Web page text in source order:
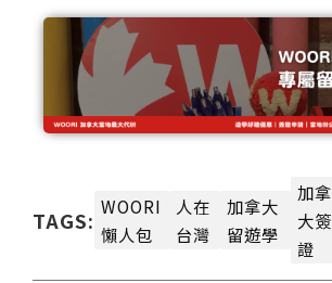
TAGS: WOORI
懶人包
人在
台灣
加拿大
留遊學
加拿
大簽
證